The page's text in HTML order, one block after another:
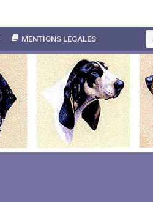
MENTIONS LEGALES